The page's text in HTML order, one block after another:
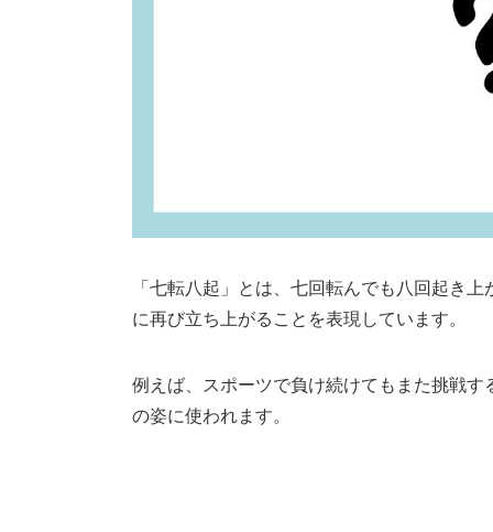
「七転八起」とは、七回転んでも八回起き
に再び立ち上がることを表現しています。
例えば、スポーツで負け続けてもまた挑戦
の姿に使われます。